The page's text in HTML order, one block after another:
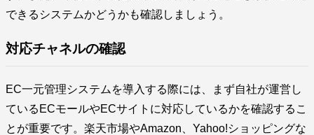
できるシステムかどうかも確認しましょう。
対応チャネルの確認
EC一元管理システムを導入する際には、まず自社が運営し
ているECモールやECサイトに対応しているかを確認するこ
とが重要です。楽天市場やAmazon、Yahoo!ショッピングな